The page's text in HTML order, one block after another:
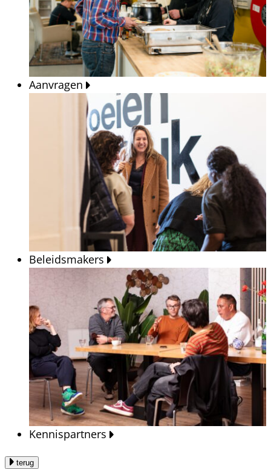
Aanvragen
Beleidsmakers
Kennispartners
terug